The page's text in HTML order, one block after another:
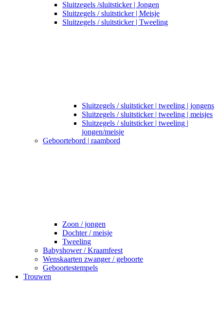
Sluitzegels /sluitsticker | Jongen
Sluitzegels / sluitsticker | Meisje
Sluitzegels / sluitsticker | Tweeling
Sluitzegels / sluitsticker | tweeling | jongens
Sluitzegels / sluitsticker | tweeling | meisjes
Sluitzegels / sluitsticker | tweeling |
jongen/meisje
Geboortebord | raambord
Zoon / jongen
Dochter / meisje
Tweeling
Babyshower / Kraamfeest
Wenskaarten zwanger / geboorte
Geboortestempels
Trouwen